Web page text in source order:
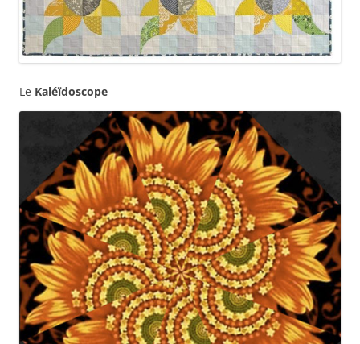
Le Kaléïdoscope